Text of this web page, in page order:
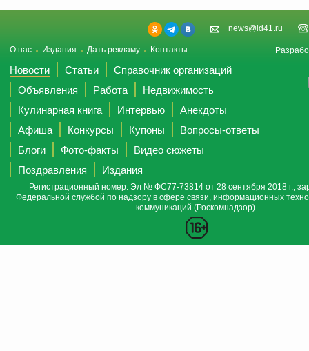
news@id41.ru
О нас Издания Дать рекламу Контакты
Новости Статьи
Справочник организаций
Объявления
Работа
Недвижимость
Кулинарная книга
Интервью
Анекдоты
Афиша
Конкурсы Купоны
Вопросы-ответы
Блоги
Фото-факты
Видео сюжеты
Поздравления
Издания
Регистрационный номер: Эл № ФС77-73814 от 28 сентября 2018 г.,
Федеральной службой по надзору в сфере связи, информационных
коммуникаций (Роскомнадзор).